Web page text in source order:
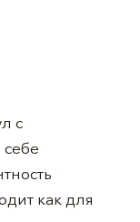
с
как для